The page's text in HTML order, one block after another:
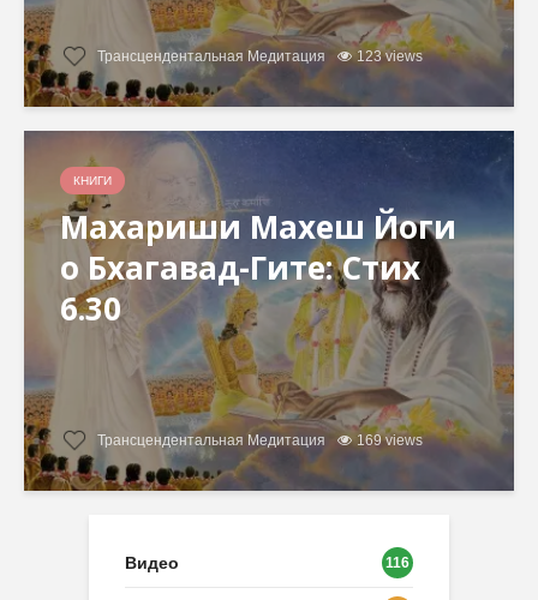
Трансцендентальная Медитация 123 views
КНИГИ
Махариши Махеш Йоги
о Бхагавад-Гите: Стих
6.30
Трансцендентальная Медитация 169 views
Видео 116